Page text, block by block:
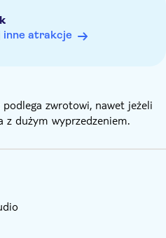
dokument tożsamości lub
atrakcje
zwrotowi, nawet jeżeli
z dużym wyprzedzeniem.